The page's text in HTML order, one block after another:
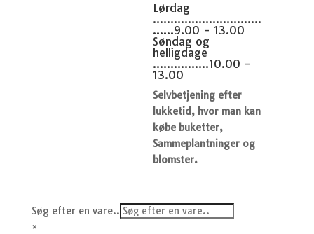
Lørdag
...............................
......9.00 - 13.00
Søndag og
helligdage
................10.00 -
13.00
Selvbetjening efter
lukketid, hvor man kan
købe buketter,
Sammeplantninger og
blomster.
Søg efter en vare..
×